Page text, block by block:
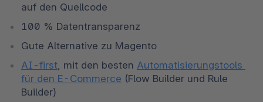
auf den Quellcode
100 % Datentransparenz
Gute Alternative zu Magento
AI-first , mit den besten Automatisierungstools
für den E-Commerce (Flow Builder und Rule
Builder)